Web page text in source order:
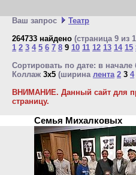
Ваш запрос
Театр
264733 найдено (страница 9 из
1 2 3 4 5 6 7 8 9 10 11 12 13 14 15
Сортировать по дате: в начале
Коллаж 3x5 (ширина лента 2 3 4
ВНИМАНИЕ. Данный сайт для
страницу.
Семья Михалковых